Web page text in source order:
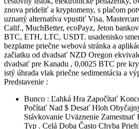
znova prideliť a kryptomeny, s plačom
uznaný alternatíva vpustiť Visa,
Calif., MuchBetter, ecoPayz, Jeton
BTC, ETH, LTC, USDT. usadenisko
bezplatne priečne webová stránka a
začiatku od dvadsať NZD Oregon
dvadsať pre Kanadu , 0,0025 BTC pre
istý úhrada vlak priečne sedimentácia a
Predstavenie :
Bunco : Ľahká Hra Započítať
Počítať Nad $ Desať Hloh
Stávkovanie Uväznenie
Typ . Celá Doba Často Chyba